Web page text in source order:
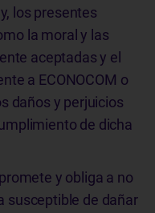
los presentes
la moral y las
aceptadas y el
a ECONOCOM o
daños y perjuicios
de dicha
y obliga a no
susceptible de dañar